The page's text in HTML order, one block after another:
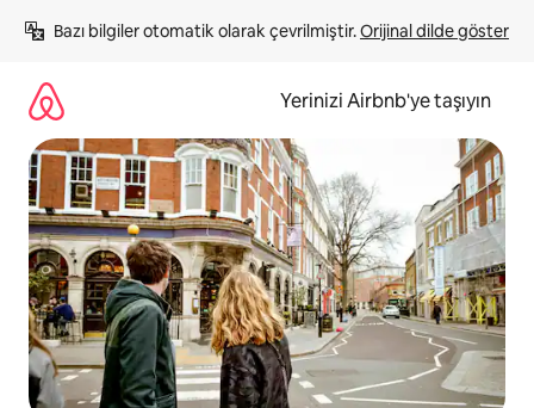
atla
Bazı bilgiler otomatik olarak çevrilmiştir. Orijinal dilde göster
Yerinizi Airbnb'ye taşıyın